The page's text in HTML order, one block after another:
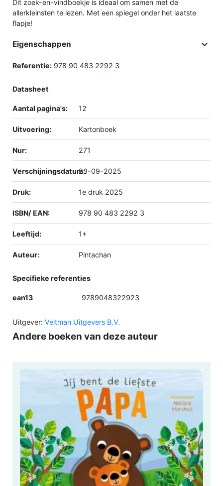
Dit zoek-en-vindboekje is ideaal om samen met de
allerkleinsten te lezen. Met een spiegel onder het laatste
flapje!
Eigenschappen 
Referentie: 978 90 483 2292 3
Datasheet
Aantal pagina's: 12
Uitvoering: Kartonboek
Nur: 271
Verschijningsdatum:23-09-2025
Druk: 1e druk 2025
ISBN/ EAN: 978 90 483 2292 3
Leeftijd: 1+
Auteur: Pintachan
Specifieke referenties
ean13 9789048322923
Uitgever: Veltman Uitgevers B.V.
Andere boeken van deze auteur